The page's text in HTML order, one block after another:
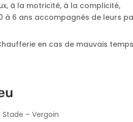
à la motricité, à la complicité,
à 6 ans accompagnés de leurs
en cas de mauvais temps
Stade – Vergoin